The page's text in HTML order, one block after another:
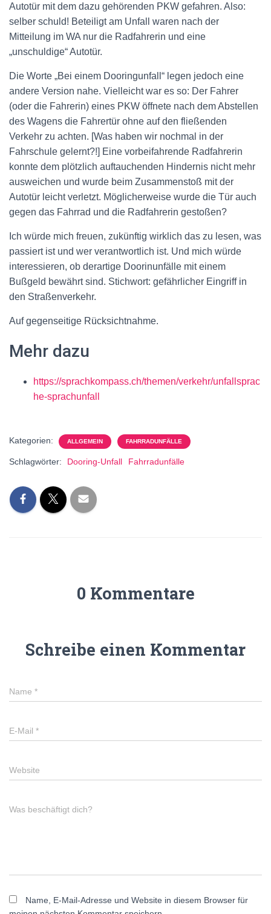
Autotür mit dem dazu gehörenden PKW gefahren. Also:
selber schuld! Beteiligt am Unfall waren nach der
Mitteilung im WA nur die Radfahrerin und eine
„unschuldige“ Autotür.
Die Worte „Bei einem Dooringunfall“ legen jedoch eine
andere Version nahe. Vielleicht war es so: Der Fahrer
(oder die Fahrerin) eines PKW öffnete nach dem Abstellen
des Wagens die Fahrertür ohne auf den fließenden
Verkehr zu achten. [Was haben wir nochmal in der
Fahrschule gelernt?!] Eine vorbeifahrende Radfahrerin
konnte dem plötzlich auftauchenden Hindernis nicht mehr
ausweichen und wurde beim Zusammenstoß mit der
Autotür leicht verletzt. Möglicherweise wurde die Tür auch
gegen das Fahrrad und die Radfahrerin gestoßen?
Ich würde mich freuen, zukünftig wirklich das zu lesen, was
passiert ist und wer verantwortlich ist. Und mich würde
interessieren, ob derartige Doorinunfälle mit einem
Bußgeld bewährt sind. Stichwort: gefährlicher Eingriff in
den Straßenverkehr.
Auf gegenseitige Rücksichtnahme.
Mehr dazu
https://sprachkompass.ch/themen/verkehr/unfallsprac
he-sprachunfall
Kategorien: ALLGEMEIN FAHRRADUNFÄLLE
Schlagwörter: Dooring-Unfall Fahrradunfälle
0 Kommentare
Schreibe einen Kommentar
Name *
E-Mail *
Website
Was beschäftigt dich?
Name, E-Mail-Adresse und Website in diesem Browser für